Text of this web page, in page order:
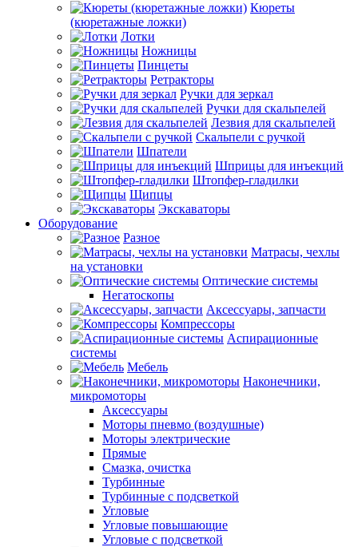
Кюреты
(кюретажные ложки)
Лотки
Ножницы
Пинцеты
Ретракторы
Ручки для зеркал
Ручки для скальпелей
Лезвия для скальпелей
Скальпели с ручкой
Шпатели
Шприцы для инъекций
Штопфер-гладилки
Щипцы
Экскаваторы
Оборудование
Разное
Матрасы, чехлы
на установки
Оптические системы
Негатоскопы
Аксессуары, запчасти
Компрессоры
Аспирационные
системы
Мебель
Наконечники,
микромоторы
Аксессуары
Моторы пневмо (воздушные)
Моторы электрические
Прямые
Смазка, очистка
Турбинные
Турбинные с подсветкой
Угловые
Угловые повышающие
Угловые с подсветкой